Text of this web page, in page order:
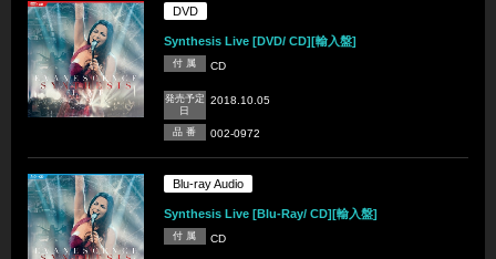
DVD
Synthesis Live [DVD/ CD][輸入盤]
付 属 CD
発売予定
日
2018.10.05
品 番 002-0972
Blu-ray Audio
Synthesis Live [Blu-Ray/ CD][輸入盤]
付 属 CD